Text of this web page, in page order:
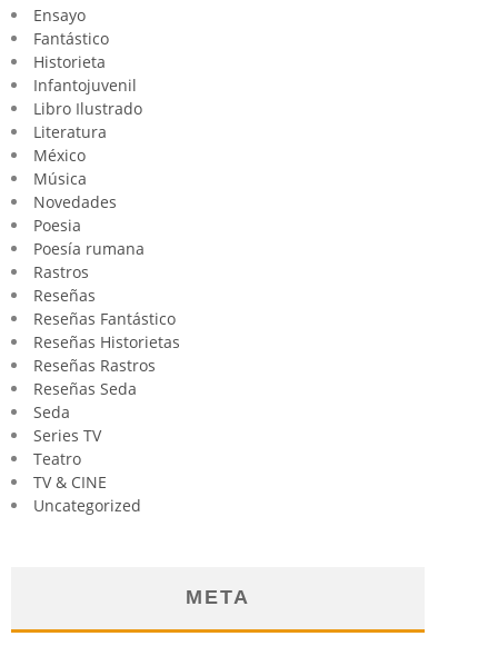
Ensayo
Fantástico
Historieta
Infantojuvenil
Libro Ilustrado
Literatura
México
Música
Novedades
Poesia
Poesía rumana
Rastros
Reseñas
Reseñas Fantástico
Reseñas Historietas
Reseñas Rastros
Reseñas Seda
Seda
Series TV
Teatro
TV & CINE
Uncategorized
META